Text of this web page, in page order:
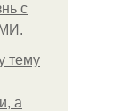
с
тему
а